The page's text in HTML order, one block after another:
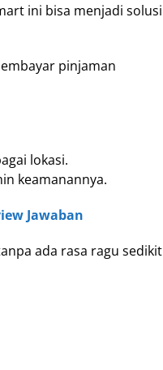
ini bisa menjadi solusi
pinjaman
lokasi.
keamanannya.
Jawaban
ada rasa ragu sedikit